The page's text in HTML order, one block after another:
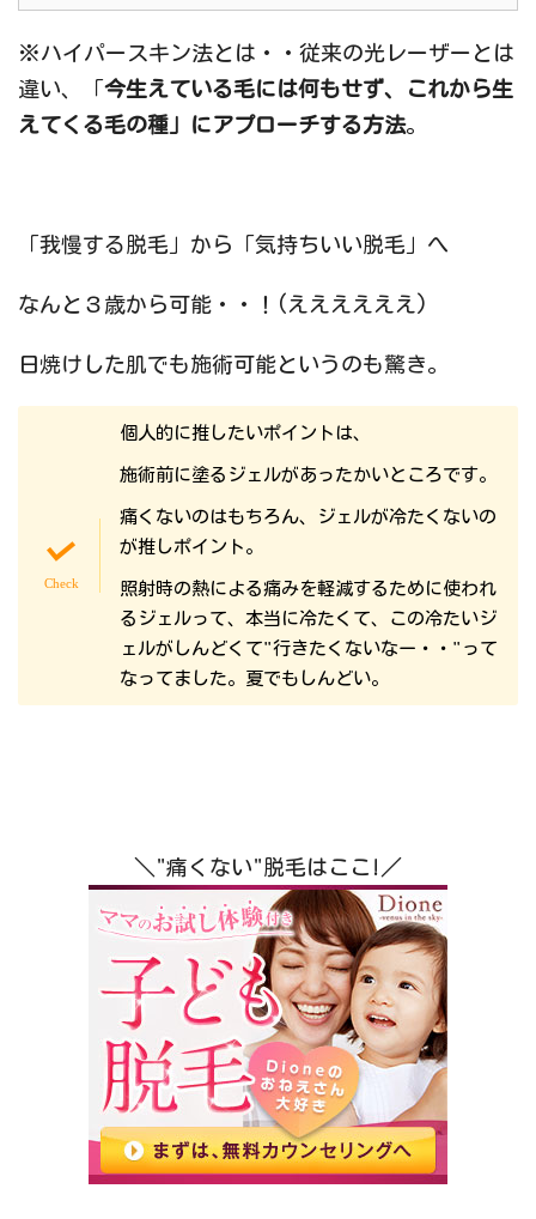
※ハイパースキン法とは・・従来の光レーザーとは
違い、「 今生えている毛には何もせず、これから生
えてくる毛の種」にアプローチする方法。
「我慢する脱毛」から「気持ちいい脱毛」へ
なんと３歳から可能・・！(ええええええ)
日焼けした肌でも施術可能というのも驚き。
個人的に推したいポイントは、
施術前に塗るジェルがあったかいところです。
痛くないのはもちろん、ジェルが冷たくないの
が推しポイント。
照射時の熱による痛みを軽減するために使われ
るジェルって、本当に冷たくて、この冷たいジ
ェルがしんどくて"行きたくないなー・・"って
なってました。夏でもしんどい。
＼"痛くない"脱毛はここ!／